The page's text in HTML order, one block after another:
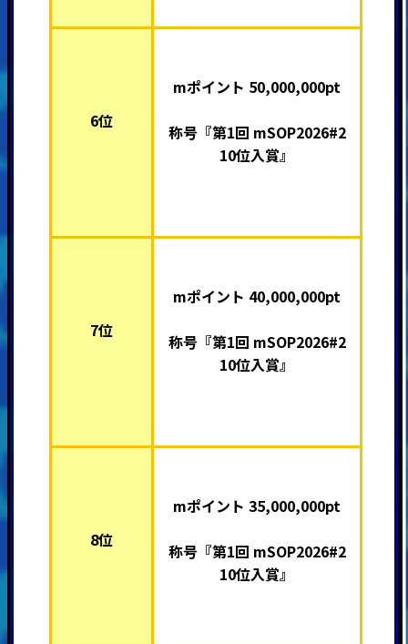
6位
mポイント 50,000,000pt
称号『第1回 mSOP2026#2
10位入賞』
7位
mポイント 40,000,000pt
称号『第1回 mSOP2026#2
10位入賞』
8位
mポイント 35,000,000pt
称号『第1回 mSOP2026#2
10位入賞』